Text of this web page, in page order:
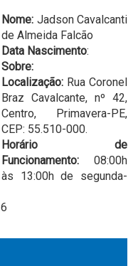
Nome: Jadson Cavalcanti
de Almeida Falcão
Data Nascimento:
Sobre:
Localização: Rua Coronel
Braz Cavalcante, nº 42,
Centro, Primavera-PE,
CEP: 55.510-000.
Horário de
Funcionamento: 08:00h
às 13:00h de segunda-